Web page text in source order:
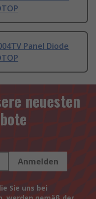
Panel Diode
neuesten
Anmelden
Sie uns bei